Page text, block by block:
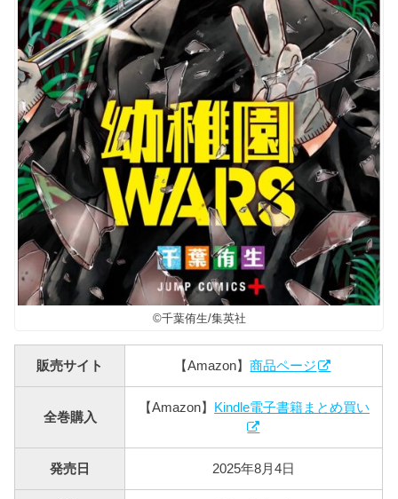
©️千葉侑生/集英社
販売サイト 【Amazon】商品ページ
全巻購入
【Amazon】 Kindle電子書籍まとめ買い
発売日 2025年8月4日